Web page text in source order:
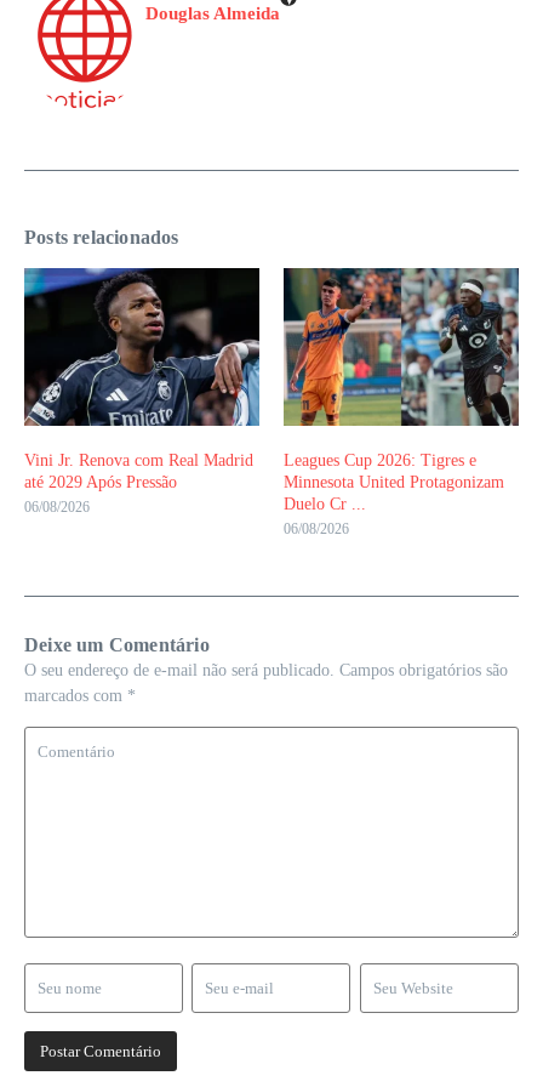
Douglas Almeida
Posts relacionados
Vini Jr. Renova com Real Madrid
até 2029 Após Pressão
06/08/2026
Leagues Cup 2026: Tigres e
Minnesota United Protagonizam
Duelo Cr ...
06/08/2026
Deixe um Comentário
O seu endereço de e-mail não será publicado. Campos obrigatórios são
marcados com *